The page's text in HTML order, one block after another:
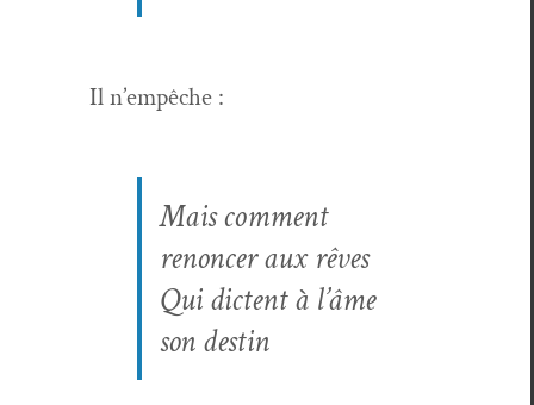
Il n’empêche :
Mais com­ment
renon­cer aux rêves
Qui dictent à l’âme
son destin